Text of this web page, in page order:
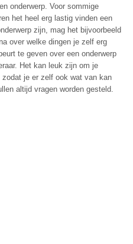
onderwerp. Voor sommige
het heel erg lastig vinden een
zijn, mag het bijvoorbeeld
over welke dingen je zelf erg
te geven over een onderwerp
Het kan leuk zijn om je
zodat je er zelf ook wat van kan
altijd vragen worden gesteld.